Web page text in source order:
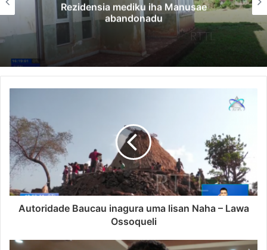
Rezidensia mediku iha Manusae
abandonadu
Autoridade Baucau inagura uma lisan Naha – Lawa
Ossoqueli